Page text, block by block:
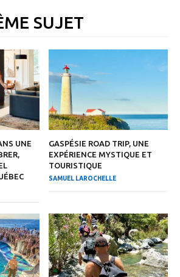
SUJET
UNE
GASPÉSIE ROAD TRIP, UNE
EXPÉRIENCE MYSTIQUE ET
TOURISTIQUE
SAMUEL LAROCHELLE